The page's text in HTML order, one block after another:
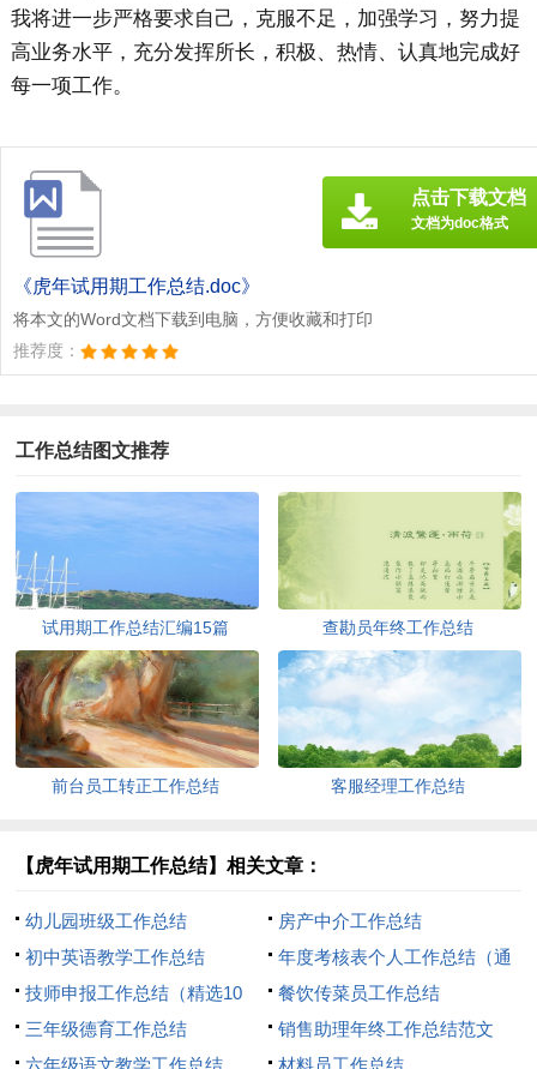
我将进一步严格要求自己，克服不足，加强学习，努力提
高业务水平，充分发挥所长，积极、热情、认真地完成好
每一项工作。
《虎年试用期工作总结.doc》
将本文的Word文档下载到电脑，方便收藏和打印
推荐度：
点击下载文档
文档为doc格式
工作总结图文推荐
试用期工作总结汇编15篇 查勘员年终工作总结
前台员工转正工作总结 客服经理工作总结
【虎年试用期工作总结】相关文章：
幼儿园班级工作总结
房产中介工作总结
初中英语教学工作总结
年度考核表个人工作总结（通
用20篇）
技师申报工作总结（精选10
篇）
餐饮传菜员工作总结
三年级德育工作总结
销售助理年终工作总结范文
六年级语文教学工作总结
材料员工作总结